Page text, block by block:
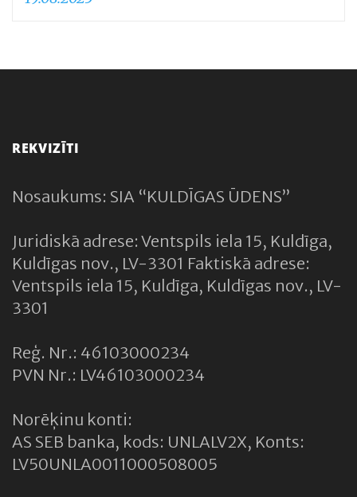
REKVIZĪTI
Nosaukums: SIA “KULDĪGAS ŪDENS”
Juridiskā adrese: Ventspils iela 15, Kuldīga,
Kuldīgas nov., LV-3301 Faktiskā adrese:
Ventspils iela 15, Kuldīga, Kuldīgas nov., LV-
3301
Reģ. Nr.: 46103000234
PVN Nr.: LV46103000234
Norēķinu konti:
AS SEB banka, kods: UNLALV2X, Konts:
LV50UNLA0011000508005